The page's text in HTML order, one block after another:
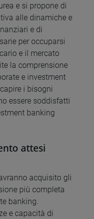
e si propone di
alle dinamiche e
e di
per occuparsi
e il mercato
la comprensione
e investment
i bisogni
essere soddisfatti
banking
attesi
acquisito gli
più completa
banking.
e capacità di